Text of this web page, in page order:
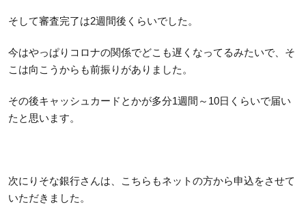
そして審査完了は2週間後くらいでした。
今はやっぱりコロナの関係でどこも遅くなってるみたいで、そ
こは向こうからも前振りがありました。
その後キャッシュカードとかが多分1週間～10日くらいで届い
たと思います。
次にりそな銀行さんは、こちらもネットの方から申込をさせて
いただきました。